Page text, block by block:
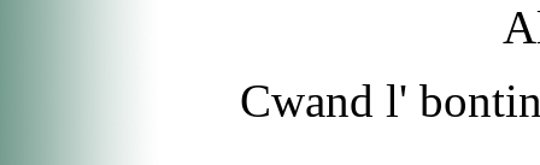
Cwand l'